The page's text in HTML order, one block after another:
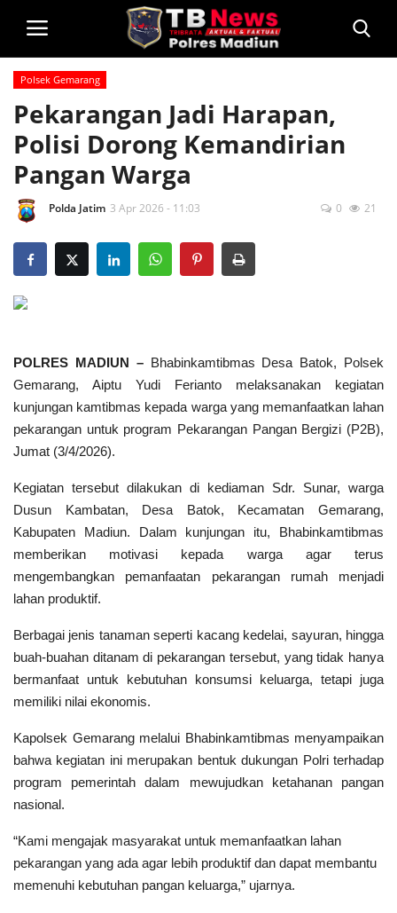
Home
Privacy Policy
Profil
Kontak
Polsek Jajaran
Layanan Masyarakat
Polri TV
Policetube
IKM
Polsek Gemarang
Pekarangan Jadi Harapan,
Polisi Dorong Kemandirian
Pangan Warga
Polda Jatim 3 Apr 2026 - 11:03 0 21
POLRES MADIUN –Bhabinkamtibmas Desa Batok, Polsek
Gemarang, Aiptu Yudi Ferianto melaksanakan kegiatan
kunjungan kamtibmas kepada warga yang memanfaatkan lahan
pekarangan untuk program Pekarangan Pangan Bergizi (P2B),
Jumat (3/4/2026).
Kegiatan tersebut dilakukan di kediaman Sdr. Sunar, warga
Dusun Kambatan, Desa Batok, Kecamatan Gemarang,
Kabupaten Madiun. Dalam kunjungan itu, Bhabinkamtibmas
memberikan motivasi kepada warga agar terus
mengembangkan pemanfaatan pekarangan rumah menjadi
lahan produktif.
Berbagai jenis tanaman seperti kacang kedelai, sayuran, hingga
buah-buahan ditanam di pekarangan tersebut, yang tidak hanya
bermanfaat untuk kebutuhan konsumsi keluarga, tetapi juga
memiliki nilai ekonomis.
Kapolsek Gemarang melalui Bhabinkamtibmas menyampaikan
bahwa kegiatan ini merupakan bentuk dukungan Polri terhadap
program pemerintah dalam mewujudkan ketahanan pangan
nasional.
“Kami mengajak masyarakat untuk memanfaatkan lahan
pekarangan yang ada agar lebih produktif dan dapat membantu
memenuhi kebutuhan pangan keluarga,” ujarnya.